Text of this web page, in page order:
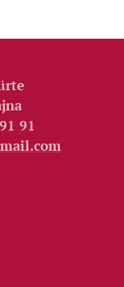
91